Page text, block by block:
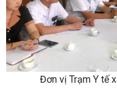
Đơn vị Trạm Y tế